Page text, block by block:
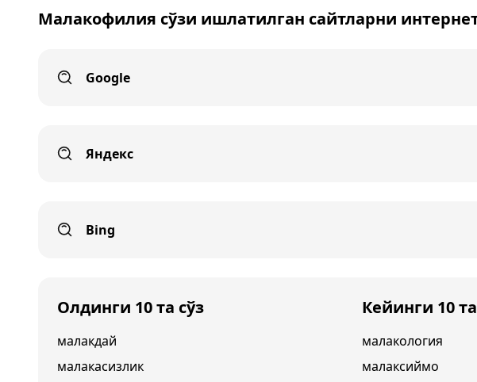
Малакофилия сўзи ишлатилган сайтларни
Google
Яндекс
Bing
Олдинги 10 та сўз
малакдай
малакасизлик
Кейинги 10
малакология
малаксиймо